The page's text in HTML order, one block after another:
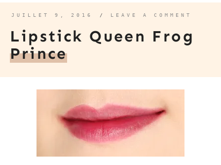
BON PLAN
CONTACT
JUILLET 9, 2016 / LEAVE A COMMENT
Lipstick Queen Frog
Prince